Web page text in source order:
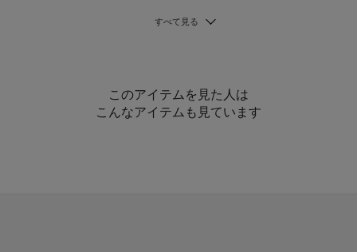
このアイテムを見た人は
こんなアイテムも見ています